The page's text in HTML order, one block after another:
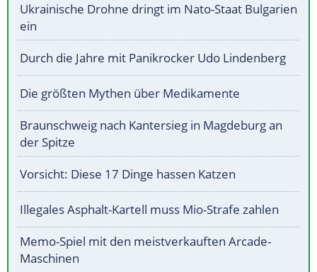
Ukrainische Drohne dringt im Nato-Staat Bulgarien
ein
Durch die Jahre mit Panikrocker Udo Lindenberg
Die größten Mythen über Medikamente
Braunschweig nach Kantersieg in Magdeburg an
der Spitze
Vorsicht: Diese 17 Dinge hassen Katzen
Illegales Asphalt-Kartell muss Mio-Strafe zahlen
Memo-Spiel mit den meistverkauften Arcade-
Maschinen